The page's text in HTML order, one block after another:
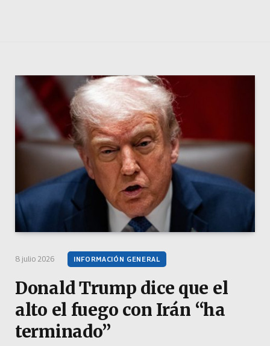
8 julio 2026 INFORMACIÓN GENERAL
Donald Trump dice que el
alto el fuego con Irán “ha
terminado”